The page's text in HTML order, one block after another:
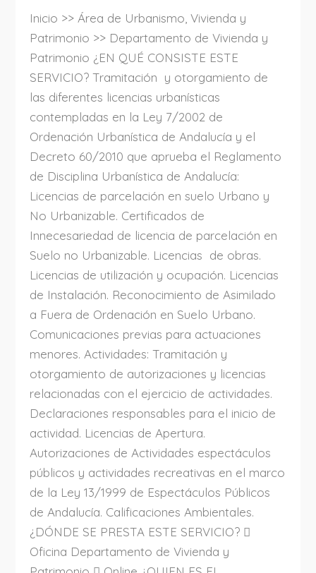
Inicio >> Área de Urbanismo, Vivienda y
Patrimonio >> Departamento de Vivienda y
Patrimonio ¿EN QUÉ CONSISTE ESTE
SERVICIO? Tramitación y otorgamiento de
las diferentes licencias urbanísticas
contempladas en la Ley 7/2002 de
Ordenación Urbanística de Andalucía y el
Decreto 60/2010 que aprueba el Reglamento
de Disciplina Urbanística de Andalucía:
Licencias de parcelación en suelo Urbano y
No Urbanizable. Certificados de
Innecesariedad de licencia de parcelación en
Suelo no Urbanizable. Licencias de obras.
Licencias de utilización y ocupación. Licencias
de Instalación. Reconocimiento de Asimilado
a Fuera de Ordenación en Suelo Urbano.
Comunicaciones previas para actuaciones
menores. Actividades: Tramitación y
otorgamiento de autorizaciones y licencias
relacionadas con el ejercicio de actividades.
Declaraciones responsables para el inicio de
actividad. Licencias de Apertura.
Autorizaciones de Actividades espectáculos
públicos y actividades recreativas en el marco
de la Ley 13/1999 de Espectáculos Públicos
de Andalucía. Calificaciones Ambientales.
¿DÓNDE SE PRESTA ESTE SERVICIO? 
Oficina Departamento de Vivienda y